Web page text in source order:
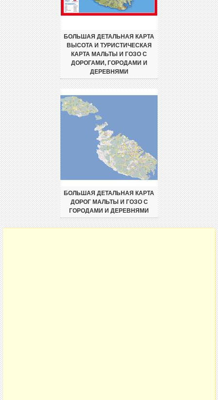
БОЛЬШАЯ ДЕТАЛЬНАЯ КАРТА
ВЫСОТА И ТУРИСТИЧЕСКАЯ
КАРТА МАЛЬТЫ И ГОЗО С
ДОРОГАМИ, ГОРОДАМИ И
ДЕРЕВНЯМИ
БОЛЬШАЯ ДЕТАЛЬНАЯ КАРТА
ДОРОГ МАЛЬТЫ И ГОЗО С
ГОРОДАМИ И ДЕРЕВНЯМИ